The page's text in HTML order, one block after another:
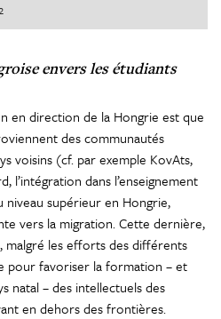
envers les étudiants
en direction de la Hongrie est que
des communautés
voisins (cf. par exemple KovAts,
l’intégration dans l’enseignement
supérieur en Hongrie,
vers la migration. Cette dernière,
malgré les efforts des différents
pour favoriser la formation – et
natal – des intellectuels des
en dehors des frontières.